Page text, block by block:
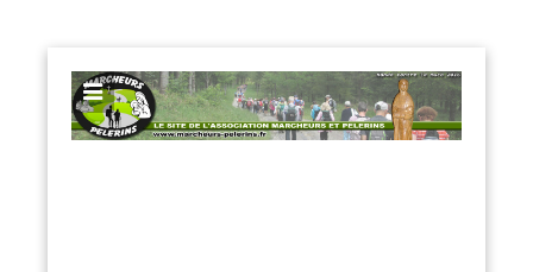
EXPOSE FRAMEWORK FOR JOOMLA 2.5 AND 3.0+